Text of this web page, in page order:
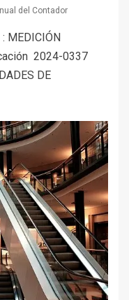
del Contador
MEDICIÓN
2024-0337
DE